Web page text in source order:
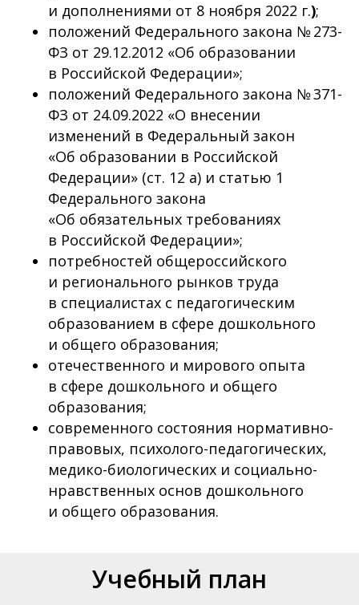
и дополнениями от 8 ноября 2022 г.);
положений Федерального закона № 273-
ФЗ от 29.12.2012 «Об образовании
в Российской Федерации»;
положений Федерального закона № 371-
ФЗ от 24.09.2022 «О внесении
изменений в Федеральный закон
«Об образовании в Российской
Федерации» (ст. 12 а) и статью 1
Федерального закона
«Об обязательных требованиях
в Российской Федерации»;
потребностей общероссийского
и регионального рынков труда
в специалистах с педагогическим
образованием в сфере дошкольного
и общего образования;
отечественного и мирового опыта
в сфере дошкольного и общего
образования;
современного состояния нормативно-
правовых, психолого-педагогических,
медико-биологических и социально-
нравственных основ дошкольного
и общего образования.
Учебный план